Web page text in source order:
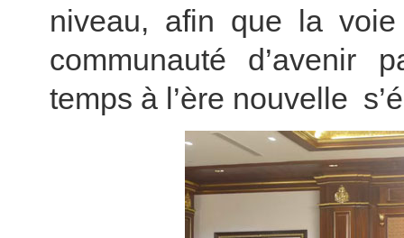
niveau, afin que la
communauté d’avenir
temps à l’ère nouvelle